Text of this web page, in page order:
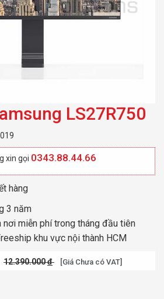
LS27R750
xin gọi 0343.88.44.66
hàng
3 năm
miễn phí trong tháng đầu tiên
khu vực nội thành HCM
12.390.000đ [Giá Chưa có VAT]